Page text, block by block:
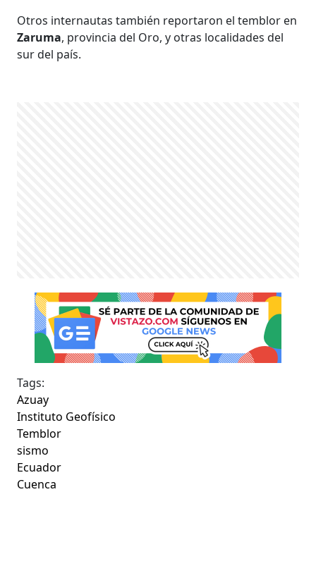
Otros internautas también reportaron el temblor en
Zaruma, provincia del Oro, y otras localidades del
sur del país.
Tags:
Azuay
Instituto Geofísico
Temblor
sismo
Ecuador
Cuenca